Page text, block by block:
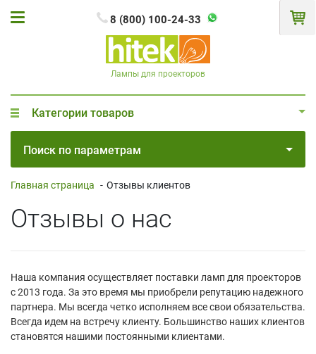
8 (800) 100-24-33
Лампы для проекторов
Категории товаров
Поиск по параметрам
Главная страница - Отзывы клиентов
Отзывы о нас
Наша компания осуществляет поставки ламп для проекторов
с 2013 года. За это время мы приобрели репутацию надежного
партнера. Мы всегда четко исполняем все свои обязательства.
Всегда идем на встречу клиенту. Большинство наших клиентов
становятся нашими постоянными клиентами.